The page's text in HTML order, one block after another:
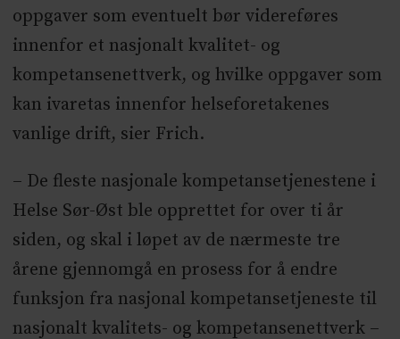
oppgaver som eventuelt bør videreføres
innenfor et nasjonalt kvalitet- og
kompetansenettverk, og hvilke oppgaver som
kan ivaretas innenfor helseforetakenes
vanlige drift, sier Frich.
– De fleste nasjonale kompetansetjenestene i
Helse Sør-Øst ble opprettet for over ti år
siden, og skal i løpet av de nærmeste tre
årene gjennomgå en prosess for å endre
funksjon fra nasjonal kompetansetjeneste til
nasjonalt kvalitets- og kompetansenettverk –